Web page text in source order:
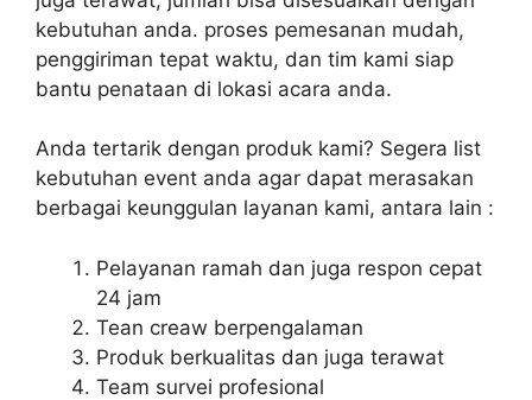
kebutuhan anda. proses pemesanan mudah,
penggiriman tepat waktu, dan tim kami siap
bantu penataan di lokasi acara anda.
Anda tertarik dengan produk kami? Segera list
kebutuhan event anda agar dapat merasakan
berbagai keunggulan layanan kami, antara lain :
Pelayanan ramah dan juga respon cepat
24 jam
Tean creaw berpengalaman
Produk berkualitas dan juga terawat
Team survei profesional